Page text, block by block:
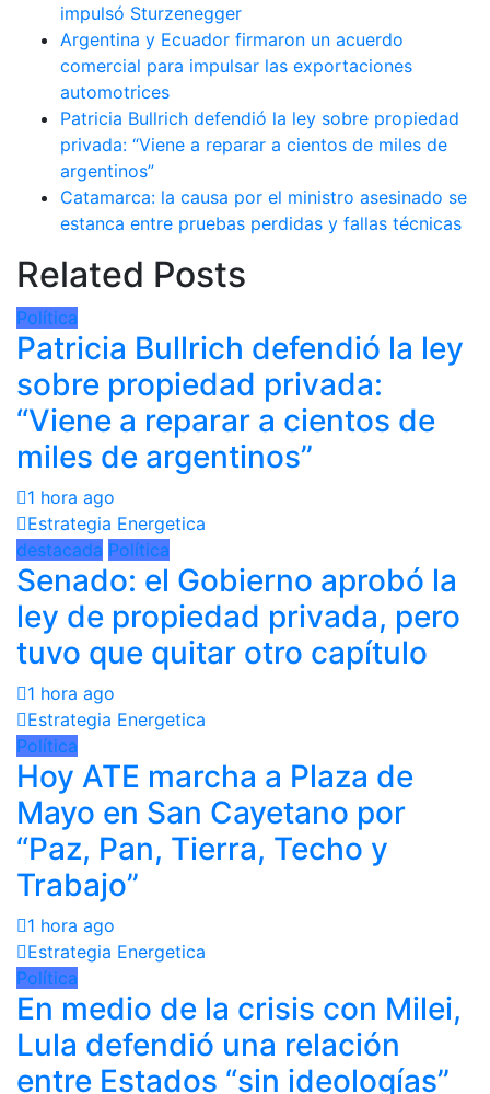
impulsó Sturzenegger
Argentina y Ecuador firmaron un acuerdo
comercial para impulsar las exportaciones
automotrices
Patricia Bullrich defendió la ley sobre propiedad
privada: “Viene a reparar a cientos de miles de
argentinos”
Catamarca: la causa por el ministro asesinado se
estanca entre pruebas perdidas y fallas técnicas
Related Posts
Política
Patricia Bullrich defendió la ley
sobre propiedad privada:
“Viene a reparar a cientos de
miles de argentinos”
1 hora ago
Estrategia Energetica
destacada Política
Senado: el Gobierno aprobó la
ley de propiedad privada, pero
tuvo que quitar otro capítulo
1 hora ago
Estrategia Energetica
Política
Hoy ATE marcha a Plaza de
Mayo en San Cayetano por
“Paz, Pan, Tierra, Techo y
Trabajo”
1 hora ago
Estrategia Energetica
Política
En medio de la crisis con Milei,
Lula defendió una relación
entre Estados “sin ideologías”